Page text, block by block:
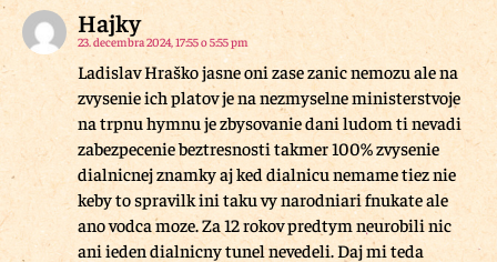
Hajky
23. decembra 2024, 17:55 o 5:55 pm
Ladislav Hraško jasne oni zase zanic nemozu ale na
zvysenie ich platov je na nezmyselne ministerstvoje
na trpnu hymnu je zbysovanie dani ludom ti nevadi
zabezpecenie beztresnosti takmer 100% zvysenie
dialnicnej znamky aj ked dialnicu nemame tiez nie
keby to spravilk ini taku vy narodniari fnukate ale
ano vodca moze. Za 12 rokov predtym neurobili nic
ani ieden dialnicny tunel nevedeli. Daj mi teda